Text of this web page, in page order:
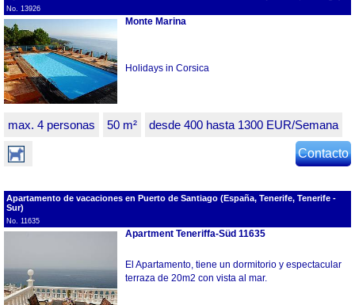
No. 13926
Monte Marina
Holidays in Corsica
max. 4 personas 50 m² desde 400 hasta 1300 EUR/Semana
Contacto
Apartamento de vacaciones en Puerto de Santiago (España, Tenerife, Tenerife -
Sur)
No. 11635
Apartment Teneriffa-Süd 11635
El Apartamento, tiene un dormitorio y espectacular
terraza de 20m2 con vista al mar.